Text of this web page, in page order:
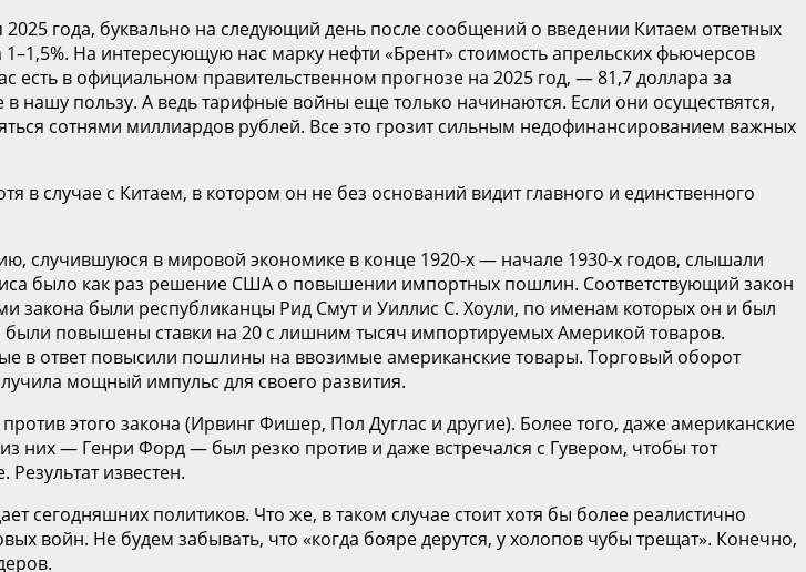
года, буквально на следующий день после сообщений о введении Китаем ответных
На интересующую нас марку нефти «Брент» стоимость апрельских фьючерсов
есть в официальном правительственном прогнозе на 2025 год, — 81,7 доллара за
нашу пользу. А ведь тарифные войны еще только начинаются. Если они осуществятся,
сотнями миллиардов рублей. Все это грозит сильным недофинансированием важных
в случае с Китаем, в котором он не без оснований видит главного и единственного
случившуюся в мировой экономике в конце 1920-х — начале 1930-х годов, слышали
было как раз решение США о повышении импортных пошлин. Соответствующий закон
закона были республиканцы Рид Смут и Уиллис С. Хоули, по именам которых он и был
повышены ставки на 20 с лишним тысяч импортируемых Америкой товаров.
в ответ повысили пошлины на ввозимые американские товары. Торговый оборот
мощный импульс для своего развития.
этого закона (Ирвинг Фишер, Пол Дуглас и другие). Более того, даже американские
— Генри Форд — был резко против и даже встречался с Гувером, чтобы тот
известен.
сегодняшних политиков. Что же, в таком случае стоит хотя бы более реалистично
войн. Не будем забывать, что «когда бояре дерутся, у холопов чубы трещат». Конечно,